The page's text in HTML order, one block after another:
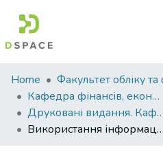
Communities
&
Collections
All of DSpace
Home
Кафедра фінансів, економічних досліджень і туризму
Друковані видання. Кафедра фінансів, економічних досліджень і туризму
Використання інформаційних технологій при прийнятті фінансово-економічних рішень